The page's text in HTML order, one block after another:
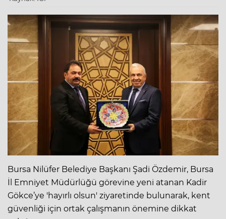
Bursa Nilüfer Belediye Başkanı Şadi Özdemir, Bursa
İl Emniyet Müdürlüğü görevine yeni atanan Kadir
Gökce’ye 'hayırlı olsun' ziyaretinde bulunarak, kent
güvenliği için ortak çalışmanın önemine dikkat